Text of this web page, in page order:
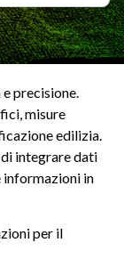
precisione.
misure
edilizia.
integrare dati
informazioni in
per il